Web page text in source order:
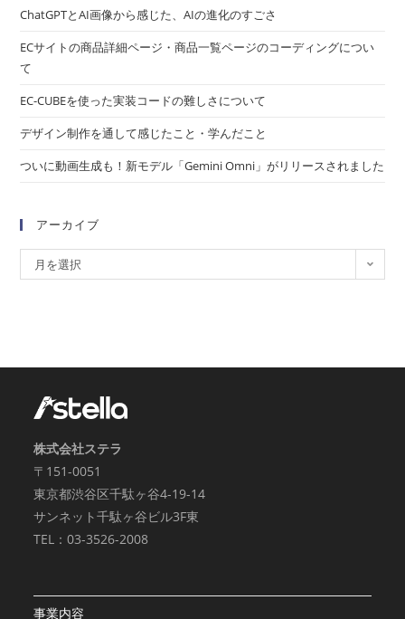
ChatGPTとAI画像から感じた、AIの進化のすごさ
ECサイトの商品詳細ページ・商品一覧ページのコーディングについ
て
EC-CUBEを使った実装コードの難しさについて
デザイン制作を通して感じたこと・学んだこと
ついに動画生成も！新モデル「Gemini Omni」がリリースされました
アーカイブ
月を選択
株式会社ステラ
〒151-0051
東京都渋谷区千駄ヶ谷4-19-14
サンネット千駄ヶ谷ビル3F東
TEL：03-3526-2008
事業内容